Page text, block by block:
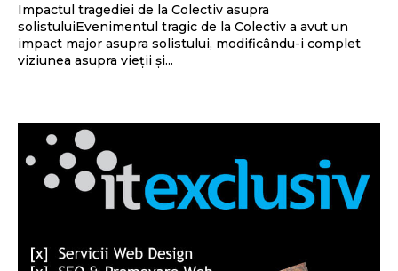
Impactul tragediei de la Colectiv asupra
solistuluiEvenimentul tragic de la Colectiv a avut un
impact major asupra solistului, modificându-i complet
viziunea asupra vieții și...